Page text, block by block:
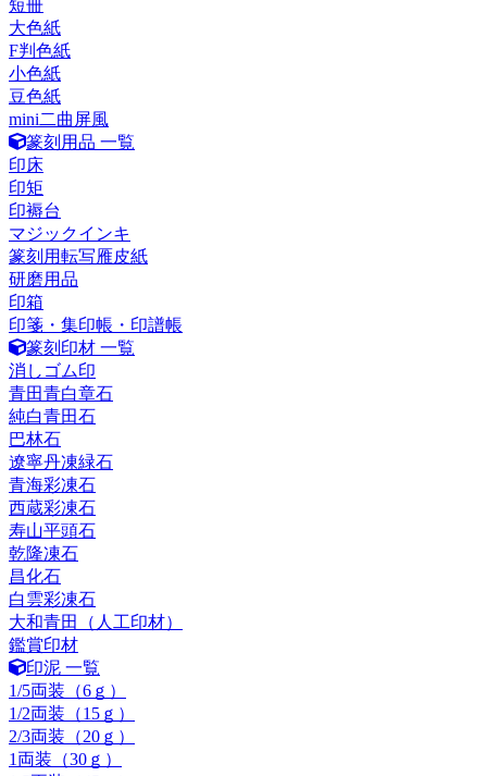
短冊
大色紙
F判色紙
小色紙
豆色紙
mini二曲屏風
篆刻用品 一覧
印床
印矩
印褥台
マジックインキ
篆刻用転写雁皮紙
研磨用品
印箱
印箋・集印帳・印譜帳
篆刻印材 一覧
消しゴム印
青田青白章石
純白青田石
巴林石
遼寧丹凍緑石
青海彩凍石
西蔵彩凍石
寿山平頭石
乾隆凍石
昌化石
白雲彩凍石
大和青田（人工印材）
鑑賞印材
印泥 一覧
1/5両装（6ｇ）
1/2両装（15ｇ）
2/3両装（20ｇ）
1両装（30ｇ）